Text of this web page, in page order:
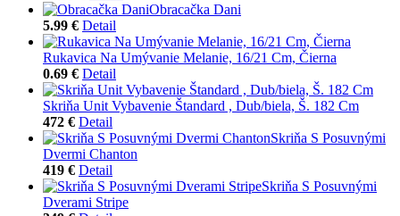
Obracačka Dani
5.99 € Detail
Rukavica Na Umývanie Melanie, 16/21 Cm, Čierna
0.69 € Detail
Skriňa Unit Vybavenie Štandard , Dub/biela, Š. 182 Cm
472 € Detail
Skriňa S Posuvnými
Dvermi Chanton
419 € Detail
Skriňa S Posuvnými
Dverami Stripe